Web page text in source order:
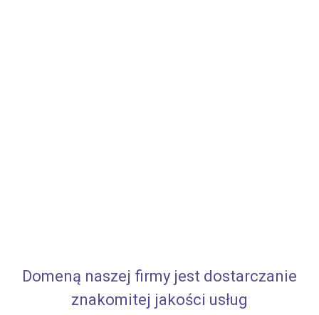
Domeną naszej firmy jest dostarczanie
znakomitej jakości usług